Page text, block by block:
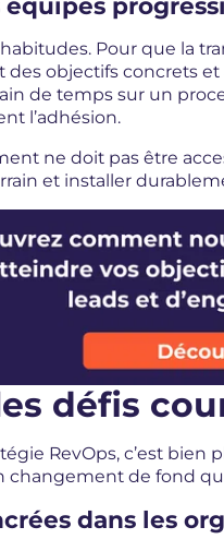
équipes
Pour que la
des objectifs concrets
de temps sur un
l’adhésion.
ne doit pas être
et installer
défis
RevOps, c’est
changement de fond
dans les